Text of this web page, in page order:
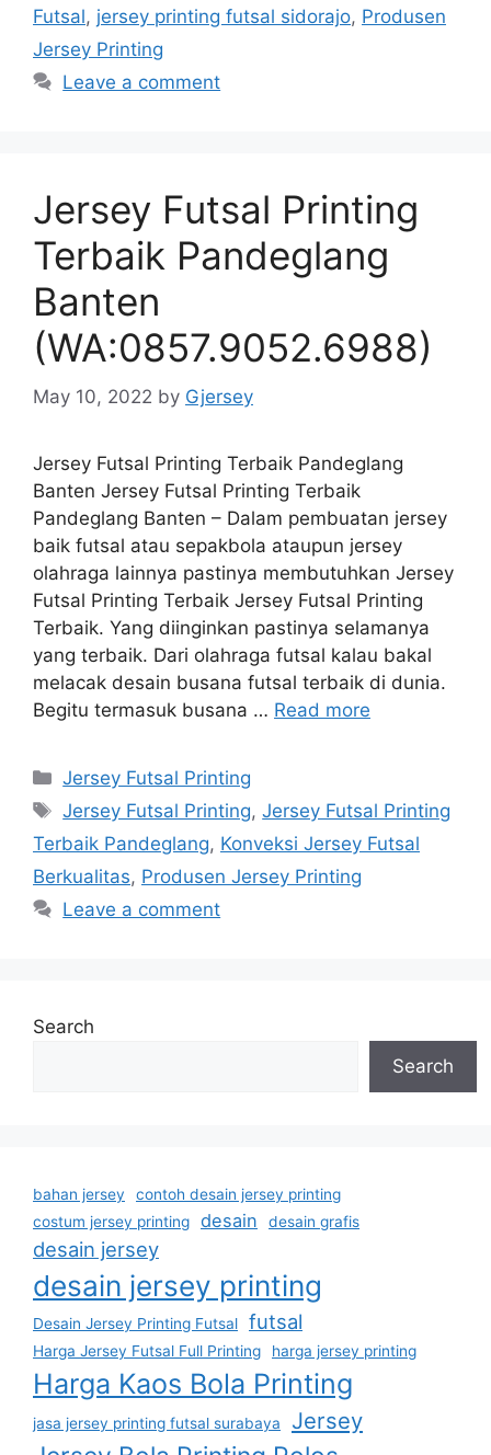
Futsal, jersey printing futsal sidorajo, Produsen
Jersey Printing
Leave a comment
Jersey Futsal Printing
Terbaik Pandeglang
Banten
(WA:0857.9052.6988)
May 10, 2022 by Gjersey
Jersey Futsal Printing Terbaik Pandeglang
Banten Jersey Futsal Printing Terbaik
Pandeglang Banten – Dalam pembuatan jersey
baik futsal atau sepakbola ataupun jersey
olahraga lainnya pastinya membutuhkan Jersey
Futsal Printing Terbaik Jersey Futsal Printing
Terbaik. Yang diinginkan pastinya selamanya
yang terbaik. Dari olahraga futsal kalau bakal
melacak desain busana futsal terbaik di dunia.
Begitu termasuk busana … Read more
Categories
Jersey Futsal Printing
Tags
Jersey Futsal Printing,Jersey Futsal Printing
Terbaik Pandeglang, Konveksi Jersey Futsal
Berkualitas, Produsen Jersey Printing
Leave a comment
Search
Search
bahan jersey
contoh desain jersey printing
costum jersey printing
desain desain grafis
desain jersey
desain jersey printing
Desain Jersey Printing Futsal futsal
Harga Jersey Futsal Full Printing harga jersey printing
Harga Kaos Bola Printing
jasa jersey printing futsal surabaya Jersey